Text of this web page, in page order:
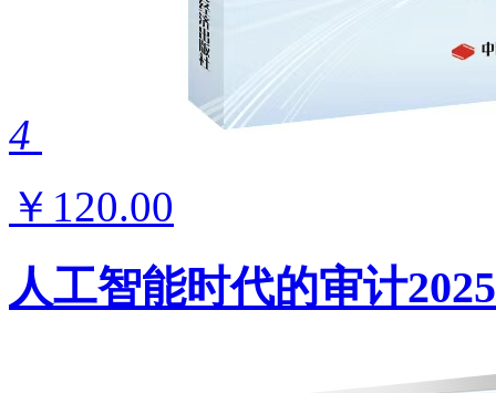
4
￥120.00
人工智能时代的审计2025